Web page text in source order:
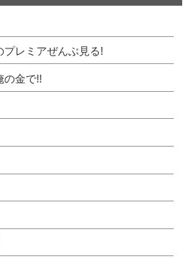
レミアぜんぶ見る!
の金で!!